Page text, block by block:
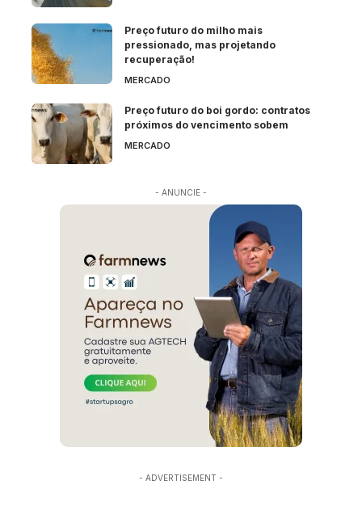
Preço futuro do milho mais
pressionado, mas projetando
recuperação!
MERCADO
Preço futuro do boi gordo: contratos
próximos do vencimento sobem
MERCADO
- ANUNCIE -
- ADVERTISEMENT -